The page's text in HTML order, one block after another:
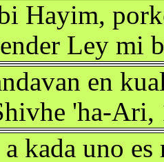
Hayim,
Ley mi
en
'ha-Ari,
kada uno